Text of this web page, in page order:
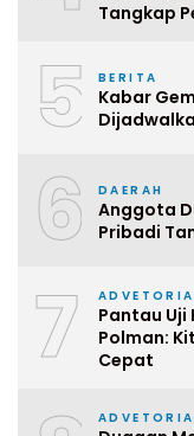
Tangkap
5 BERITA
Kabar
6 DAERAH
Anggota
Pribadi
7
Pantau Uji
Polman:
Cepat